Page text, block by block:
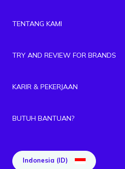
TENTANG KAMI
TRY AND REVIEW FOR BRANDS
KARIR & PEKERJAAN
BUTUH BANTUAN?
Indonesia (ID)